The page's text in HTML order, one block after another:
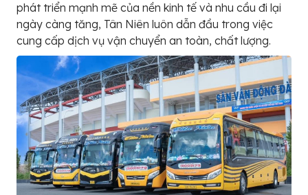
phát triển mạnh mẽ của nền kinh tế và nhu cầu đi lại
ngày càng tăng, Tân Niên luôn dẫn đầu trong việc
cung cấp dịch vụ vận chuyển an toàn, chất lượng.